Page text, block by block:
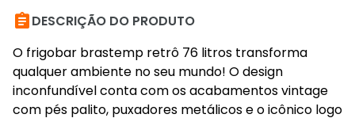
DESCRIÇÃO DO PRODUTO
O frigobar brastemp retrô 76 litros transforma
qualquer ambiente no seu mundo! O design
inconfundível conta com os acabamentos vintage
com pés palito, puxadores metálicos e o icônico logo